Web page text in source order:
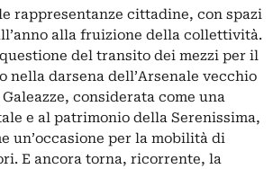
rappresentanze cittadine, con spazi
alla fruizione della collettività.
del transito dei mezzi per il
nella darsena dell’Arsenale vecchio
considerata come una
e al patrimonio della Serenissima,
un’occasione per la mobilità di
E ancora torna, ricorrente, la